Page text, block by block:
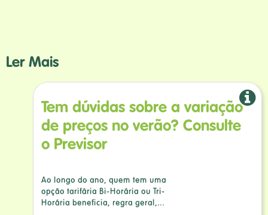
Ler Mais
Tem dúvidas sobre a variação
de preços no verão? Consulte
o Previsor
Ao longo do ano, quem tem uma
opção tarifária Bi-Horária ou Tri-
Horária beneficia, regra geral,...